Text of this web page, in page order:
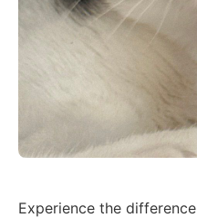
Experience the difference